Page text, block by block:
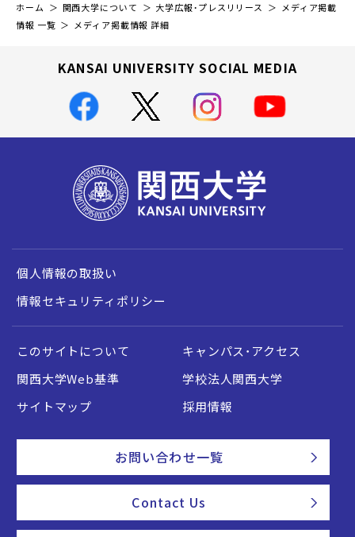
ホーム 関西大学について 大学広報・プレスリリース
メディア掲載
情報 一覧
メディア掲載情報 詳細
KANSAI UNIVERSITY SOCIAL MEDIA
個人情報の取扱い
情報セキュリティポリシー
このサイトについて
キャンパス・アクセス
関西大学Web基準
学校法人関西大学
サイトマップ
採用情報
お問い合わせ一覧
Contact Us